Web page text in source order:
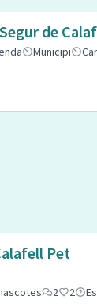
de
Municipi
Pet
2 2